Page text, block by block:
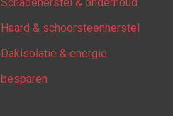
Haard & schoorsteenherstel
Dakisolatie & energie
besparen